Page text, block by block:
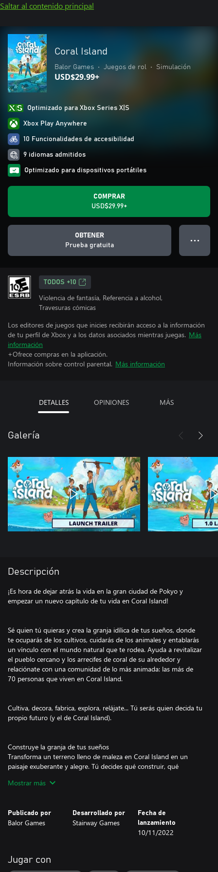
Saltar al contenido principal
Coral Island
Balor Games • Juegos de rol • Simulación
USD$29.99+
Optimizado para Xbox Series X|S
Xbox Play Anywhere
10 Funcionalidades de accesibilidad
9 idiomas admitidos
Optimizado para dispositivos portátiles
COMPRAR
USD$29.99+
OBTENER
Prueba gratuita
● ● ●
TODOS +10
Violencia de fantasía, Referencia a alcohol,
Travesuras cómicas
Los editores de juegos que inicies recibirán acceso a la información
de tu perfil de Xbox y a los datos asociados mientras juegas. Más
información
+Ofrece compras en la aplicación.
Información sobre control parental. Más información
DETALLES OPINIONES MÁS
Galería
Descripción
¡Es hora de dejar atrás la vida en la gran ciudad de Pokyo y
empezar un nuevo capítulo de tu vida en Coral Island!
Sé quien tú quieras y crea la granja idílica de tus sueños, donde
te ocuparás de los cultivos, cuidarás de los animales y entablarás
un vínculo con el mundo natural que te rodea. Ayuda a revitalizar
el pueblo cercano y los arrecifes de coral de su alrededor y
relaciónate con una comunidad de lo más animada: las más de
70 personas que viven en Coral Island.
Cultiva, decora, fabrica, explora, relájate... Tú serás quien decida tu
propio futuro (y el de Coral Island).
Construye la granja de tus sueños
Transforma un terreno lleno de maleza en Coral Island en un
paisaje exuberante y alegre. Tú decides qué construir, qué
En Coral Island, la historia cambia con cada estación que pasa,
pero la vida nunca se detiene. Pásate los días explorando la isla o
encuentra en el pueblo a alguien especial con quien construir el
monstruos o céntrate en mejorar tu granja hasta lograr la
perfección. Tú decides.
Mostrar más
Publicado por
Balor Games
Desarrollado por
Stairway Games
Fecha de
lanzamiento
10/11/2022
Jugar con